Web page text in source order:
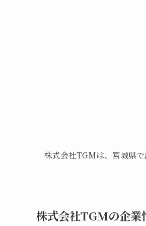
株式会社TGMは、宮城県で
株式会社TGMの企業